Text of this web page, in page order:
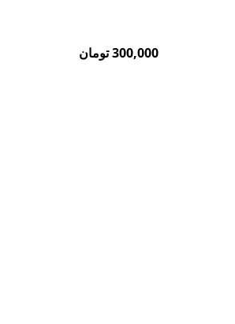
300,000 تومان